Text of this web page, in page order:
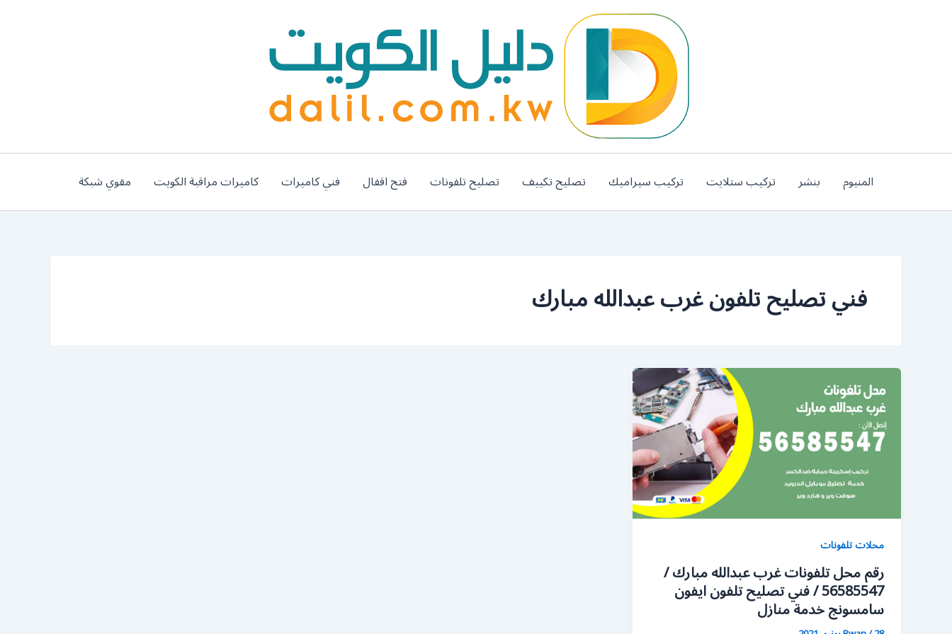
المنيوم بنشر تركيب ستلايت تركيب سيراميك تصليح تكييف تصليح تلفونات فتح اقفال فني كاميرات كاميرات مراقبة الكويت مقوي شبكة
فني تصليح تلفون غرب عبدالله مبارك
محلات تلفونات
رقم محل تلفونات غرب عبدالله مبارك /
56585547 / فني تصليح تلفون ايفون
سامسونج خدمة منازل